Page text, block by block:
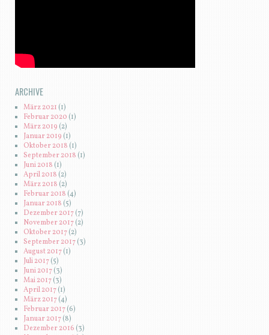
ARCHIVE
März 2021(1)
Februar 2020 (1)
März 2019 (2)
Januar 2019 (1)
Oktober 2018(1)
September 2018 (1)
Juni 2018 (1)
April 2018(2)
März 2018 (2)
Februar 2018(4)
Januar 2018 (5)
Dezember 2017(7)
November 2017(2)
Oktober 2017(2)
September 2017(3)
August 2017(1)
Juli 2017(5)
Juni 2017(3)
Mai 2017(3)
April 2017(1)
März 2017(4)
Februar 2017(6)
Januar 2017(8)
Dezember 2016 (3)